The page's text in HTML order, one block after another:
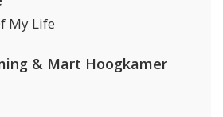
My Life
& Mart Hoogkamer